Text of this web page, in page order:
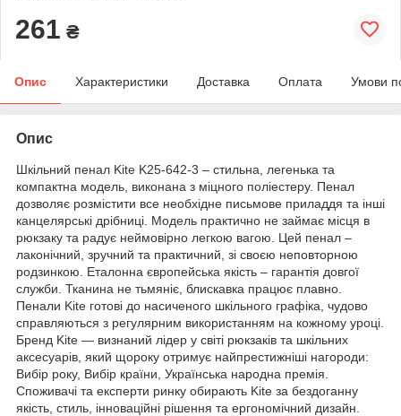
261 ₴
Опис Характеристики Доставка Оплата Умови
Опис
Шкільний пенал Kite K25-642-3 – стильна, легенька та
компактна модель, виконана з міцного поліестеру. Пенал
дозволяє розмістити все необхідне письмове приладдя та інші
канцелярські дрібниці. Модель практично не займає місця в
рюкзаку та радує неймовірно легкою вагою. Цей пенал –
лаконічний, зручний та практичний, зі своєю неповторною
родзинкою. Еталонна європейська якість – гарантія довгої
служби. Тканина не тьмяніє, блискавка працює плавно.
Пенали Kite готові до насиченого шкільного графіка, чудово
справляються з регулярним використанням на кожному уроці.
Бренд Kite — визнаний лідер у світі рюкзаків та шкільних
аксесуарів, який щороку отримує найпрестижніші нагороди:
Вибір року, Вибір країни, Українська народна премія.
Споживачі та експерти ринку обирають Kite за бездоганну
якість, стиль, інноваційні рішення та ергономічний дизайн.